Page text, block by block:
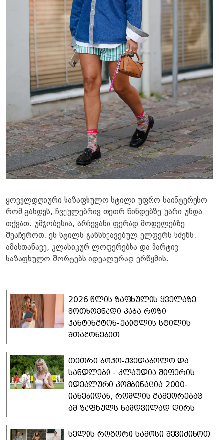
ყოველდღიური საზაფხულო სტილი უფრო საინტერესო
რომ გახდეს, ჩვეულებრივ თეთრ წინდებზე უარი უნდა
თქვათ. უმჯობესია, არჩევანი ფერად მოდელებზე
შეაჩეროთ. ეს სტილს განსხვავებულ ელფერს სძენს.
ამასთანავე, კლასიკურ ლოფერებსა და მარტივ
საზაფხულო შორტებს იდეალურად ერწყმის.
2026 წლის ზაფხულის ყველაზე
მოთხოვნადი კაბა როზი
ჰანტინგტონ-უაიტლის სტილის
შთაგონებით
თეთრი ბოჰო-ქვედაბოლო და
სანდლები - კლაუდია შიფერის
იდეალური კომბინაცია 2000-
იანებიდან, რომლის გამეორებაც
ამ ზაფხულს ნამდვილად ღირს
სელის როგორი სამოსი შევიძინოთ